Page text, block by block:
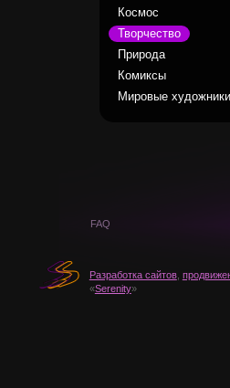
Космос
Творчество
Природа
Комиксы
Мировые художники
FAQ
Разработка сайтов,
«Serenity»